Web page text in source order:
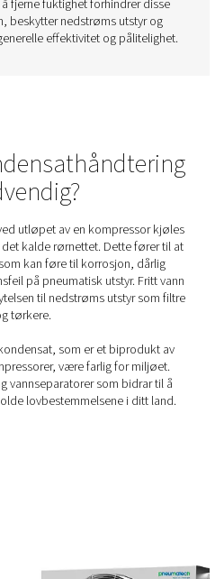
i trykkluftsystemer, og kjøler
utstyr. Denne prosessen
Ved å fjerne overflødig
systemeffektiviteten,
påliteligheten på tvers av
næringsmidler og legemidler.